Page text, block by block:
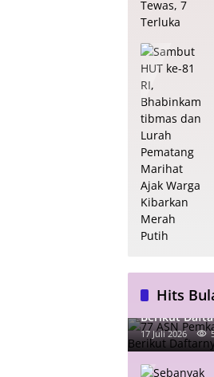
Hits
77 ASN
Berikut
17 Juli 2026